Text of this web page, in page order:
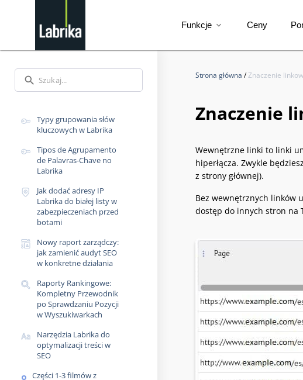
Funkcje expand_more Ceny
search
Typy grupowania słów
kluczowych w Labrika
Tipos de Agrupamento
de Palavras-Chave no
Labrika
Jak dodać adresy IP
Labrika do białej listy w
zabezpieczeniach przed
botami
Nowy raport zarządczy:
jak zamienić audyt SEO
w konkretne działania
Raporty Rankingowe:
Kompletny Przewodnik
po Sprawdzaniu Pozycji
w Wyszukiwarkach
Narzędzia Labrika do
optymalizacji treści w
SEO
Części 1-3 filmów z
Strona główna /Znaczenie
Znaczenie
Wewnętrzne linki to linki
hiperłącza. Zwykle
z strony głównej).
Bez wewnętrznych linków
dostęp do innych stron na